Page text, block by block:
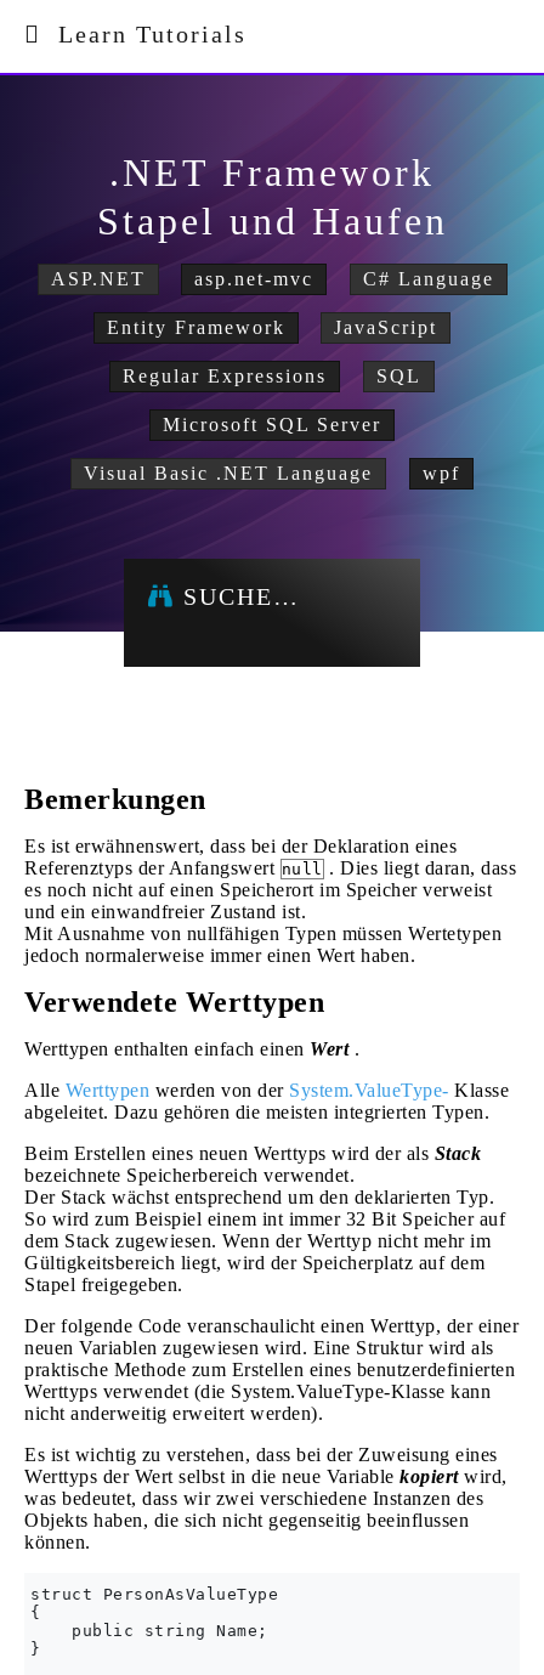
Learn Tutorials
.NET Framework
Stapel und Haufen
ASP.NET asp.net-mvc C# Language
Entity Framework JavaScript
Regular Expressions SQL
Microsoft SQL Server
Visual Basic .NET Language wpf
SUCHE…
Bemerkungen
Es ist erwähnenswert, dass bei der Deklaration eines
Referenztyps der Anfangswert null . Dies liegt daran, dass
es noch nicht auf einen Speicherort im Speicher verweist
und ein einwandfreier Zustand ist.
Mit Ausnahme von nullfähigen Typen müssen Wertetypen
jedoch normalerweise immer einen Wert haben.
Verwendete Werttypen
Werttypen enthalten einfach einen Wert.
Alle Werttypen werden von der System.ValueType- Klasse
abgeleitet. Dazu gehören die meisten integrierten Typen.
Beim Erstellen eines neuen Werttyps wird der als Stack
bezeichnete Speicherbereich verwendet.
Der Stack wächst entsprechend um den deklarierten Typ.
So wird zum Beispiel einem int immer 32 Bit Speicher auf
dem Stack zugewiesen. Wenn der Werttyp nicht mehr im
Gültigkeitsbereich liegt, wird der Speicherplatz auf dem
Stapel freigegeben.
Der folgende Code veranschaulicht einen Werttyp, der einer
neuen Variablen zugewiesen wird. Eine Struktur wird als
praktische Methode zum Erstellen eines benutzerdefinierten
Werttyps verwendet (die System.ValueType-Klasse kann
nicht anderweitig erweitert werden).
Es ist wichtig zu verstehen, dass bei der Zuweisung eines
Werttyps der Wert selbst in die neue Variable kopiertwird,
was bedeutet, dass wir zwei verschiedene Instanzen des
Objekts haben, die sich nicht gegenseitig beeinflussen
können.
struct PersonAsValueType
{
    public string Name;
}